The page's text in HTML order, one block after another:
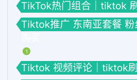
TikTok热门组合｜tiktok
Tiktok推广 东南亚套餐
1
Tiktok 视频评论｜tiktok